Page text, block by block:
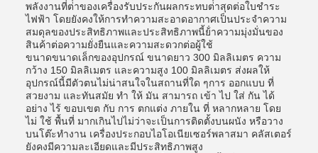
พลังงานที่ต่ําของเครื่องรับประกันผลกระทบต่ําสุดต่อใบชําระ
ไฟฟ้า โดยยังคงให้การทําความสะอาดอากาศเป็นประจําความ
สมดุลของประสิทธิภาพและประสิทธิภาพนี้ย้ําความมุ่งมั่นของ
สินค้าต่อความยั่งยืนและความสะดวกต่อผู้ใช้
ขนาดขนาดเล็กของอุปกรณ์ ขนาดยาว 300 มิลลิเมตร ความ
กว้าง 150 มิลลิเมตร และความสูง 100 มิลลิเมตร ส่งผลให้
อุปกรณ์นี้มีตัวตนไม่น่าสนใจในสถานที่ใด ๆการ ออกแบบ ที่
สวยงาม และทันสมัย ทํา ให้ มัน สามารถ เข้า ไป ใส่ กัน ได้
อย่าง ไร้ ขอบเขต กับ การ ตกแต่ง ภายใน ที่ หลากหลาย โดย
ไม่ ใช้ พื้นที่ มากเกินไปไม่ว่าจะเป็นการติดตั้งบนผนัง หรือวาง
บนโต๊ะทํางาน เครื่องประกอบไอโอเนียเซอร์พลาสมา คลัสเตอร์
ยังคงมีความละเอียดและมีประสิทธิภาพสูง